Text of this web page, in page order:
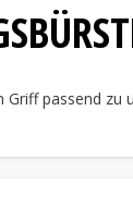
passend zu